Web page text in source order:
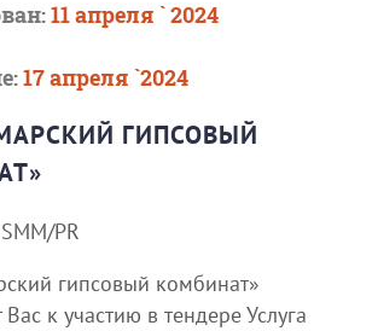
11 апреля ` 2024
17 апреля `2024
ГИПСОВЫЙ
SMM/PR
гипсовый комбинат»
к участию в тендере Услуга